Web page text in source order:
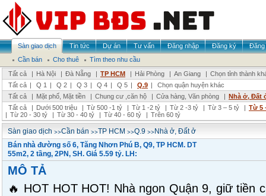
Sàn giao dịch Tin tức Dự án Tư vấn Đăng nhập Đăng ký
Đăng
Cần bán
Cho thuê
Tìm theo nhu cầu
Tất cả
| Hà Nội | Đà Nẵng | TP HCM | Hải Phòng | An Giang | Chọn tỉnh thành
Tất cả | Q 1 | Q 2 | Q 3 | Q 4 | Q 5 | Q.9 |
Chọn quận huyện khác
Tất cả
| Mặt phố, Mặt tiền | Chung cư ,căn hộ | Cửa hàng, Văn phòng | Nhà ở, Đất
Tất cả
| Dưới 500 triệu | Từ 500 -1 tỷ | Từ 1 -2 tỷ | Từ 2 -3 tỷ | Từ 3 – 5 tỷ | Từ 5
| Từ 20 - 30 tỷ | Từ 30 - 40 tỷ | Từ 40 - 60 tỷ | Trên 60 tỷ
Sàn giao dịch >>Cần bán >>TP HCM >>Q.9 >>Nhà ở, Đất ở
Bán nhà đường số 6, Tăng Nhơn Phú B, Q9, TP HCM. DT
55m2, 2 tầng, 2PN, SH. Giá 5.59 tỷ. LH:
MÔ TẢ
🔥 HOT HOT HOT! Nhà ngon Quận 9, giữ tiền